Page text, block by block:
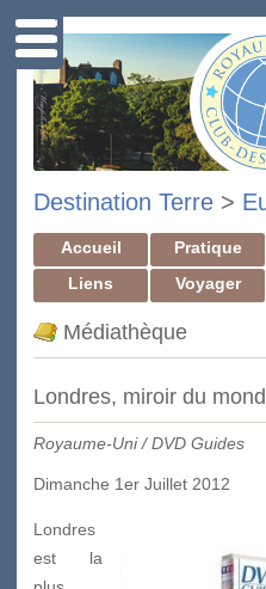
Destination Terre >
Accueil Pratique
Liens
Voyager
Médiathèque
Londres, miroir du
Royaume-Uni / DVD Guides
Dimanche 1er Juillet 2012
Londres
est la